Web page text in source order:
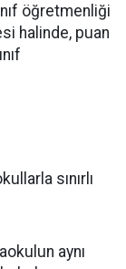
öğretmenliği
halinde, puan
sınırlı
aynı